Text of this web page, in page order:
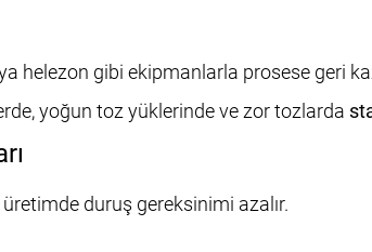
helezon gibi ekipmanlarla prosese geri
yoğun toz yüklerinde ve zor tozlarda
duruş gereksinimi azalır.